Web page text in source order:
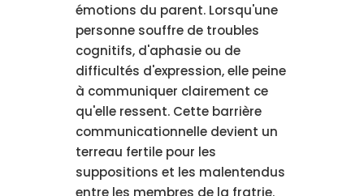
émotions du parent. Lorsqu'une
personne souffre de troubles
cognitifs, d'aphasie ou de
difficultés d'expression, elle peine
à communiquer clairement ce
qu'elle ressent. Cette barrière
communicationnelle devient un
terreau fertile pour les
suppositions et les malentendus
entre les membres de la fratrie.